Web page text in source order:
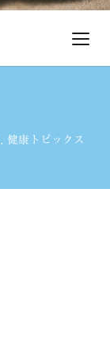
, 健康トピックス